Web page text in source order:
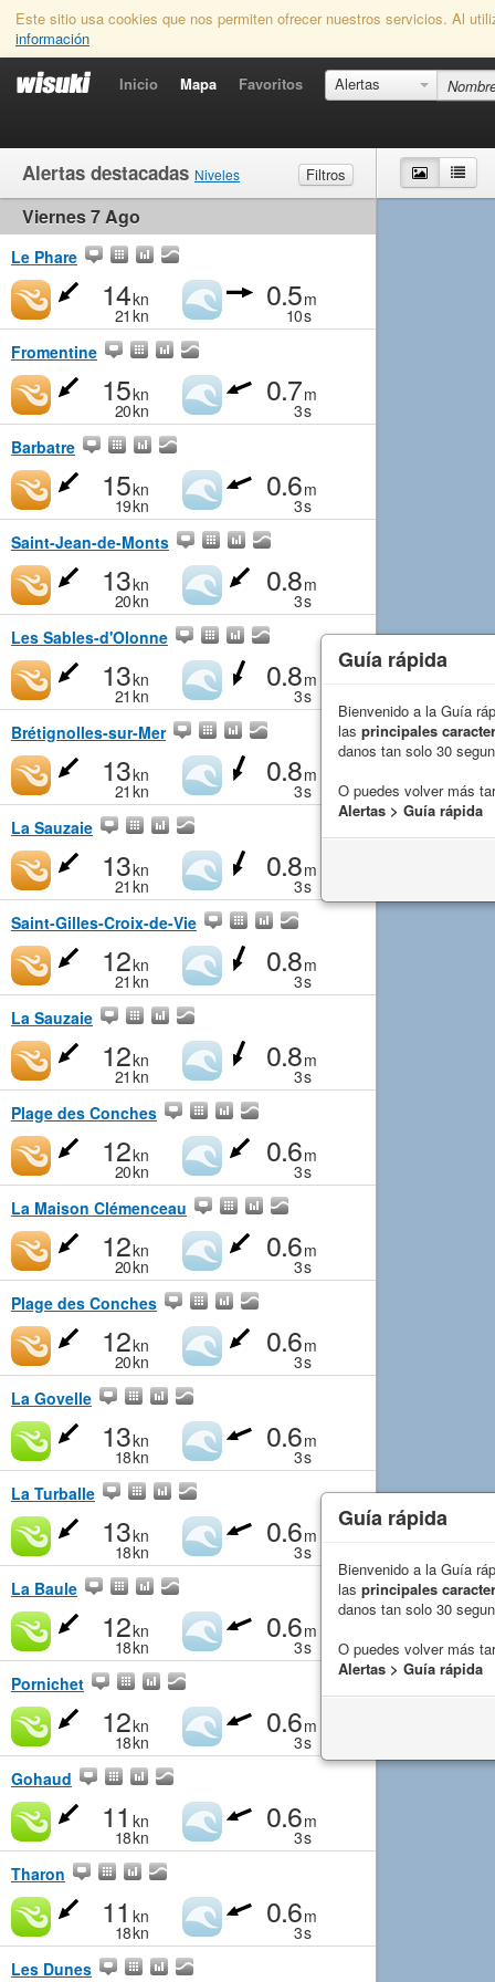
Este sitio usa cookies que nos permiten ofrecer nuestros servicios. Al
información
Inicio Mapa Favoritos Alertas
Alertas destacadas Niveles
Filtros
Viento
Olas
Viernes 7 Ago
Le Phare
14kn
21 kn
0.5m
10s
Fromentine
15kn
20kn
0.7m
3s
Barbatre
15kn
19kn
0.6m
3s
Saint-Jean-de-Monts
13kn
20kn
0.8m
3s
Les Sables-d'Olonne
13kn
21 kn
0.8m
3s
Brétignolles-sur-Mer
13kn
21 kn
0.8m
3s
La Sauzaie
13kn
21 kn
0.8m
3s
Saint-Gilles-Croix-de-Vie
12kn
21 kn
0.8m
3s
La Sauzaie
12kn
21 kn
0.8m
3s
Plage des Conches
12kn
20kn
0.6m
3s
La Maison Clémenceau
12kn
20kn
0.6m
3s
Plage des Conches
12kn
20kn
0.6m
3s
La Govelle
13kn
18kn
0.6m
3s
La Turballe
13kn
18kn
0.6m
3s
La Baule
12kn
18kn
0.6m
3s
Pornichet
12kn
18kn
0.6m
3s
Gohaud
11 kn
18kn
0.6m
3s
Tharon
11 kn
18kn
0.6m
3s
Les Dunes
Mapa
Guía rápida
Bienvenido a la Guía
las principales
danos tan solo 30
O puedes volver más
Alertas > Guía rápida
Guía rápida
Bienvenido a la Guía
las principales
danos tan solo 30
O puedes volver más
Alertas > Guía rápida